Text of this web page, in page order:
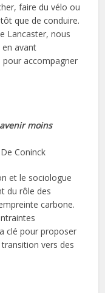
faire du vélo ou
que de conduire.
Lancaster, nous
en avant
pour accompagner
moins
Coninck
et le sociologue
du rôle des
carbone.
clé pour proposer
vers des